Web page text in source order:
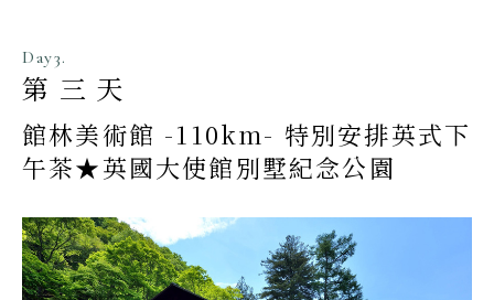
Day3.
第三天
館林美術館 -110km- 特別安排英式下
午茶★英國大使館別墅紀念公園